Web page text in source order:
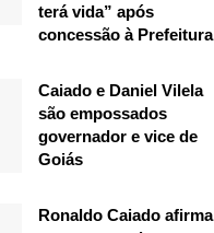
terá vida” após
concessão à Prefeitura
Caiado e Daniel Vilela
são empossados
governador e vice de
Goiás
Ronaldo Caiado afirma